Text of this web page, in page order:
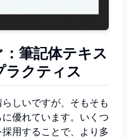
筆記体テキス
ラクティス
しいですが、そもそも
優れています。いくつ
用することで、より多